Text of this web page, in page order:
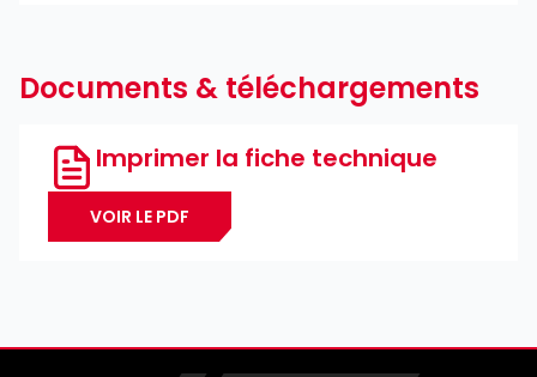
Documents & téléchargements
Imprimer la fiche technique
VOIR LE PDF